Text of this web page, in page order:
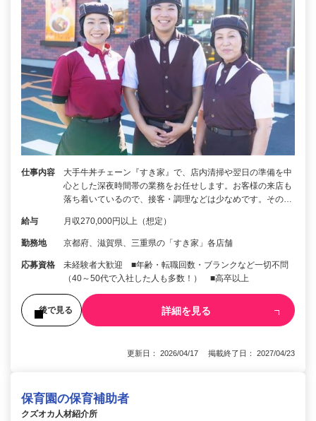
仕事内容
大手牛丼チェーン『すき家』で、店内清掃や翌日の準備を中
心とした深夜時間帯の業務をお任せします。お客様の来店も
落ち着いているので、接客・調理などは少なめです。その…
給与 月収270,000円以上（想定）
勤務地 京都府、滋賀県、三重県の「すき家」各店舗
応募資格
未経験者大歓迎 ■年齢・転職回数・ブランクなど一切不問
（40～50代で入社した人も多数！） ■高卒以上
後で見る 詳細を見る
更新日： 2026/04/17 掲載終了日： 2027/04/23
保育園の保育補助者
クズオカ人材紹介所